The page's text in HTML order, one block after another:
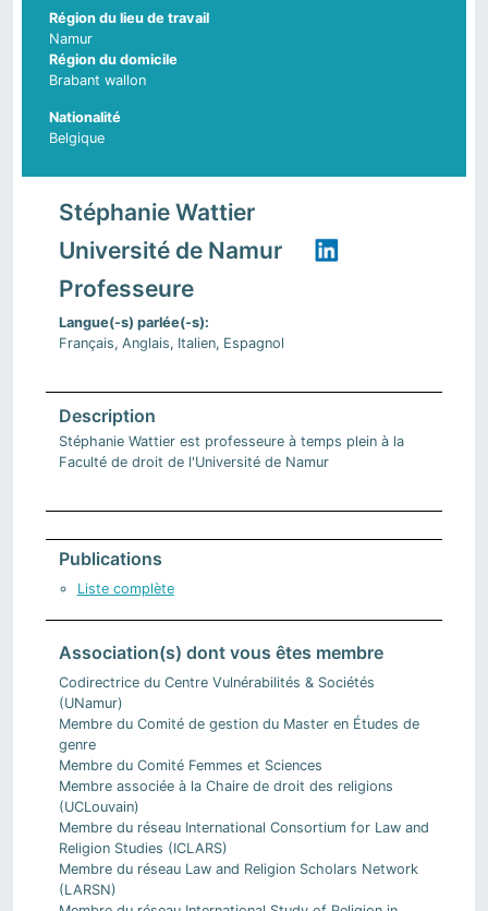
Région du lieu de travail
Namur
Région du domicile
Brabant wallon
Nationalité
Belgique
Stéphanie Wattier
Université de Namur
Professeure
Langue(-s) parlée(-s)
Français Anglais Italien Espagnol
Stéphanie Wattier est professeure à temps plein à la
Faculté de droit de l'Université de Namur
Publications
Liste complète
Association(s) dont vous êtes membre
Codirectrice du Centre Vulnérabilités & Sociétés
(UNamur)
Membre du Comité de gestion du Master en Études de
genre
Membre du Comité Femmes et Sciences
Membre associée à la Chaire de droit des religions
(UCLouvain)
Membre du réseau International Consortium for Law and
Religion Studies (ICLARS)
Membre du réseau Law and Religion Scholars Network
(LARSN)